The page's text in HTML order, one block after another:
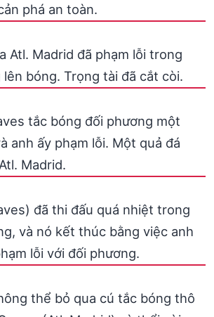
phá an toàn.
Atl. Madrid đã phạm lỗi trong
bóng. Trọng tài đã cắt còi.
tắc bóng đối phương một
anh ấy phạm lỗi. Một quả đá
Madrid.
đã thi đấu quá nhiệt trong
và nó kết thúc bằng việc anh
lỗi với đối phương.
thể bỏ qua cú tắc bóng thô